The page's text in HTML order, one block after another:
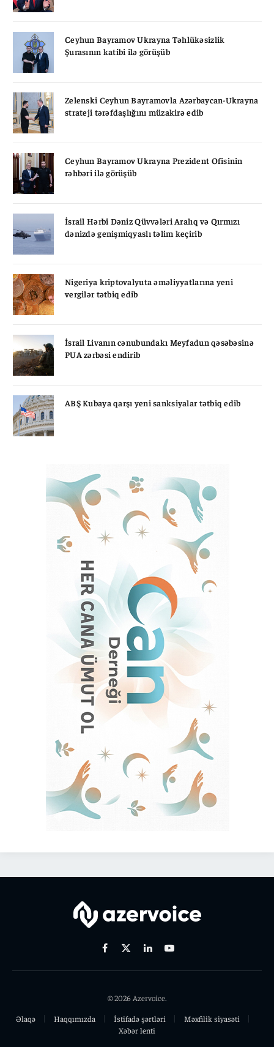
Ceyhun Bayramov Ukrayna Təhlükəsizlik
Şurasının katibi ilə görüşüb
Zelenski Ceyhun Bayramovla Azərbaycan-Ukrayna
strateji tərəfdaşlığını müzakirə edib
Ceyhun Bayramov Ukrayna Prezident Ofisinin
rəhbəri ilə görüşüb
İsrail Hərbi Dəniz Qüvvələri Aralıq və Qırmızı
dənizdə genişmiqyaslı təlim keçirib
Nigeriya kriptovalyuta əməliyyatlarına yeni
vergilər tətbiq edib
İsrail Livanın cənubundakı Meyfadun qəsəbəsinə
PUA zərbəsi endirib
ABŞ Kubaya qarşı yeni sanksiyalar tətbiq edib
Facebook
X
LinkedinYoutube
© 2026 Azervoice.
Əlaqə
Haqqımızda İstifadə şərtləri
Məxfilik siyasəti
Xəbər lenti